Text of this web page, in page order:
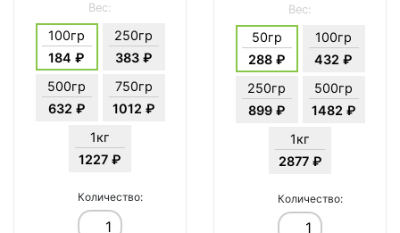
Вес:
100гр
184 ₽
250гр
383 ₽
500гр
632 ₽
750гр
1012 ₽
1кг
1227 ₽
Количество:
Вес:
50гр
288 ₽
100гр
432 ₽
250гр
899 ₽
500гр
1482 ₽
1кг
2877 ₽
Количество: